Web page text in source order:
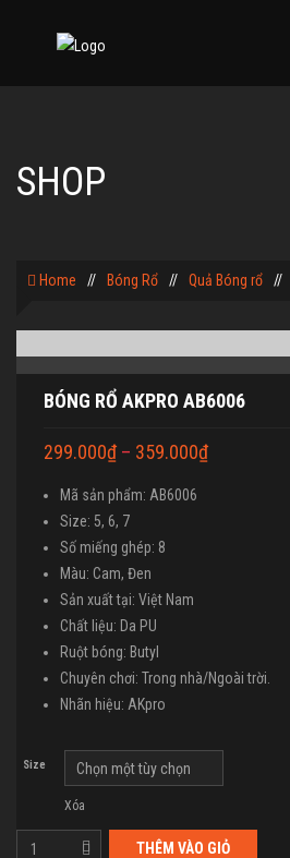
SHOP
Home // Bóng Rổ // Quả Bóng rổ //
BÓNG RỔ AKPRO AB6006
299.000₫– 359.000₫
Mã sản phẩm: AB6006
Size: 5, 6, 7
Số miếng ghép: 8
Màu: Cam, Đen
Sản xuất tại: Việt Nam
Chất liệu: Da PU
Ruột bóng: Butyl
Chuyên chơi: Trong nhà/Ngoài trời.
Nhãn hiệu: AKpro
Size
Xóa
THÊM VÀO GIỎ